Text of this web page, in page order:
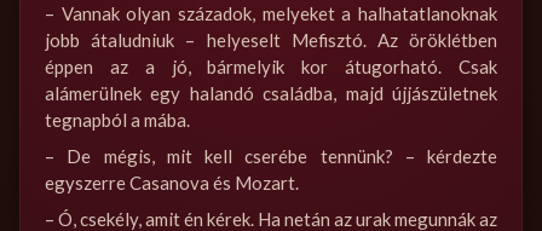
– Vannak olyan századok, melyeket a halhatatlanoknak
jobb átaludniuk – helyeselt Mefisztó. Az öröklétben
éppen az a jó, bármelyik kor átugorható. Csak
alámerülnek egy halandó családba, majd újjászületnek
tegnapból a mába.
– De mégis, mit kell cserébe tennünk? – kérdezte
egyszerre Casanova és Mozart.
– Ó, csekély, amit én kérek. Ha netán az urak megunnák az